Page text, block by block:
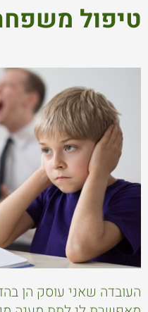
טיפול
העובדה שאני עוסק הן